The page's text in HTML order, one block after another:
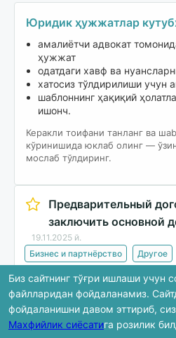
Юридик ҳужжатлар
амалиётчи адвокат
ҳужжат
одатдаги хавф ва
хатосиз тўлдирилиши учун
шаблоннинг ҳақиқий
ишонч.
Керакли тоифани танланг ва
кўринишида юклаб олинг —
мослаб тўлдиринг.
Предварительный
заключить основной
19.11.2025 й.
Бизнес и партнёрство Другое
Юклаб
Биз сайтнинг тўғри ишлаши учун
файлларидан фойдаланамиз.
фойдаланишни давом эттириб,
Махфийлик сиёсатига розилик